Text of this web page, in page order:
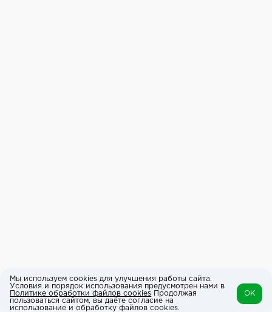
Мы используем cookies для улучшения работы сайта.
Условия и порядок использования предусмотрен нами в
Политике обработки файлов cookies Продолжая
пользоваться сайтом, вы даёте согласие на
использование и обработку файлов cookies.
OK